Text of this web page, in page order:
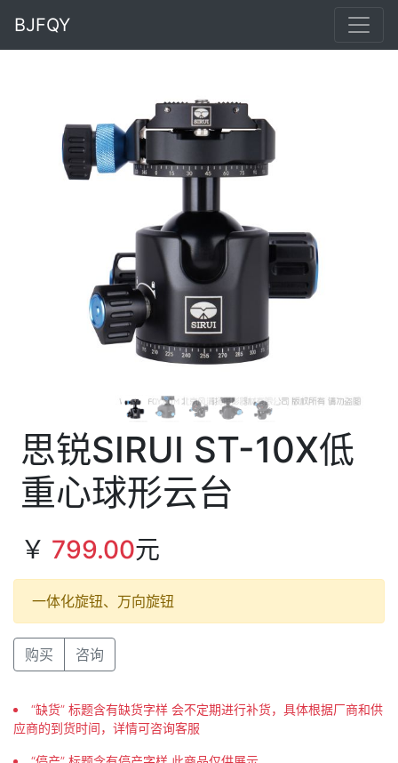
BJFQY
思锐SIRUI ST-10X低
重心球形云台
￥ 799.00元
一体化旋钮、万向旋钮
购买 咨询
“缺货” 标题含有缺货字样 会不定期进行补货，具体根据厂商和供
应商的到货时间，详情可咨询客服